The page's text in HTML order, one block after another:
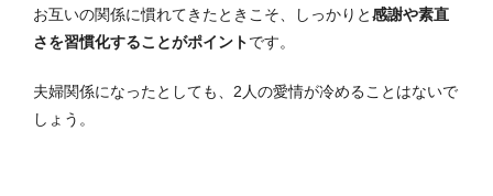
お互いの関係に慣れてきたときこそ、しっかりと感謝や素直
さを習慣化することがポイントです。
夫婦関係になったとしても、2人の愛情が冷めることはないで
しょう。